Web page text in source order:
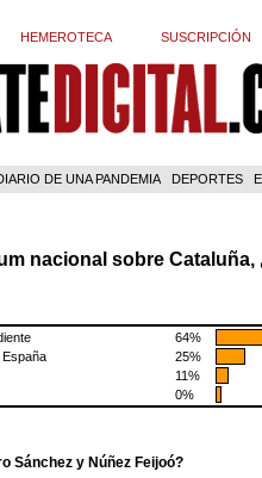
HEMEROTECA SUSCRIPCIÓN
DE UNA PANDEMIA DEPORTES
nacional sobre Cataluña,
64%
25%
11%
0%
Sánchez y Núñez Feijoó?